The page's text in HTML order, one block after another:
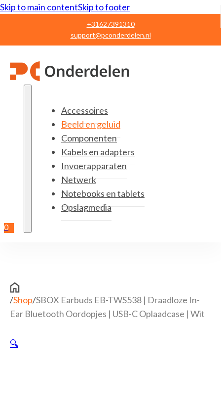
Skip to main contentSkip to footer
+31627391310
support@pconderdelen.nl
0
Accessoires
Beeld en geluid
Componenten
Kabels en adapters
Invoerapparaten
Netwerk
Notebooks en tablets
Opslagmedia
/Shop/SBOX Earbuds EB-TWS538 | Draadloze In-
Ear Bluetooth Oordopjes | USB-C Oplaadcase | Wit
🔍